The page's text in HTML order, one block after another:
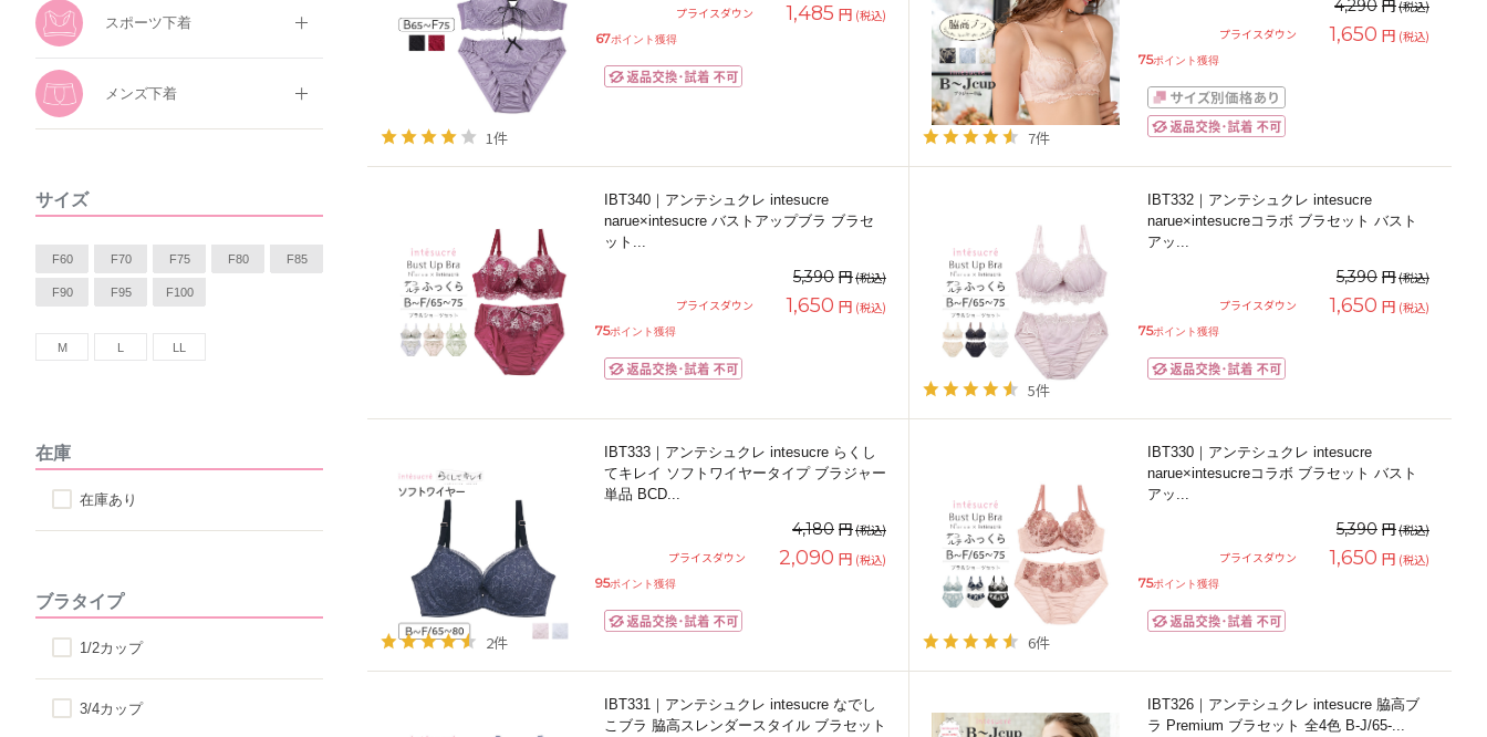
スポーツ下着
メンズ下着
サイズ
F60 F70 F75 F80 F85
F90 F95 F100
M L LL
在庫
在庫あり
ブラタイプ
1/2カップ
3/4カップ
1件
プライスダウン
1,485 円 (税込)
67ポイント獲得
7件
4,290 円(税込)
プライスダウン
1,650 円 (税込)
75ポイント獲得
IBT340｜アンテシュクレ intesucre
narue×intesucre バストアップブラ ブラセ
ット ...
5,390 円(税込)
プライスダウン
1,650 円 (税込)
75ポイント獲得
IBT332｜アンテシュクレ intesucre
narue×intesucreコラボ ブラセット バスト
アッ ...
5件
5,390 円(税込)
プライスダウン
1,650 円 (税込)
75ポイント獲得
IBT333｜アンテシュクレ intesucre らくし
てキレイ ソフトワイヤータイプ ブラジャー
単品 BCD...
2件
4,180 円(税込)
プライスダウン
2,090 円 (税込)
95ポイント獲得
IBT330｜アンテシュクレ intesucre
narue×intesucreコラボ ブラセット バスト
アッ ...
6件
5,390 円(税込)
プライスダウン
1,650 円 (税込)
75ポイント獲得
IBT331｜アンテシュクレ intesucre なでし
こブラ 脇高スレンダースタイル ブラセット
IBT326｜アンテシュクレ intesucre 脇高ブ
ラ Premium ブラセット 全4色 B-J/65-...